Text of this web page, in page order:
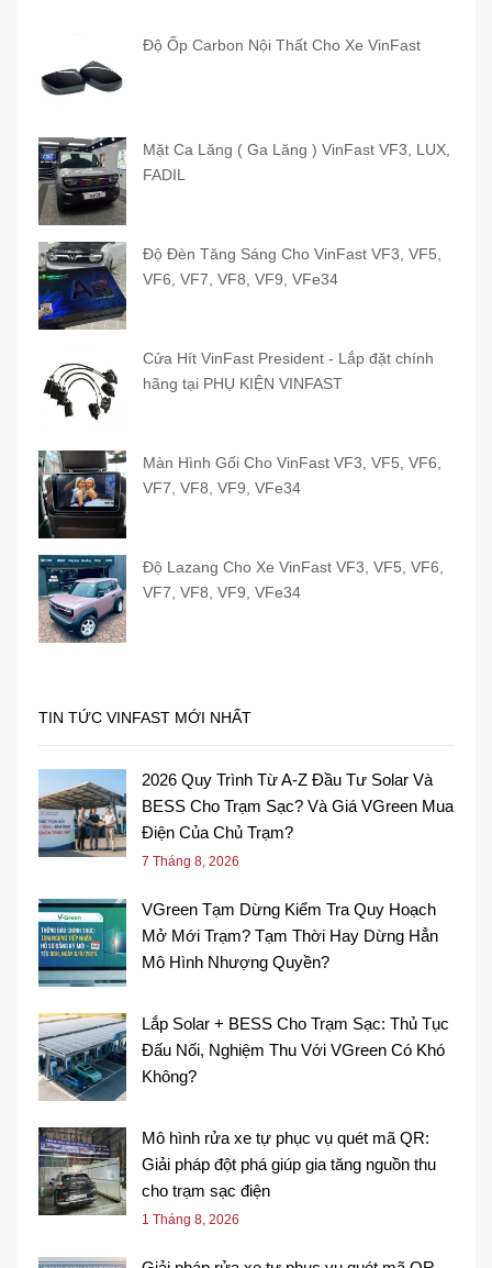
of 5
Độ Ốp Carbon Nội Thất Cho Xe VinFast
Mặt Ca Lăng ( Ga Lăng ) VinFast VF3, LUX,
FADIL
Độ Đèn Tăng Sáng Cho VinFast VF3, VF5,
VF6, VF7, VF8, VF9, VFe34
Cửa Hít VinFast President - Lắp đặt chính
hãng tại PHỤ KIỆN VINFAST
Màn Hình Gối Cho VinFast VF3, VF5, VF6,
VF7, VF8, VF9, VFe34
Độ Lazang Cho Xe VinFast VF3, VF5, VF6,
VF7, VF8, VF9, VFe34
TIN TỨC VINFAST MỚI NHẤT
2026 Quy Trình Từ A-Z Đầu Tư Solar Và
BESS Cho Trạm Sạc? Và Giá VGreen Mua
Điện Của Chủ Trạm?
7 Tháng 8, 2026
VGreen Tạm Dừng Kiểm Tra Quy Hoạch
Mở Mới Trạm? Tạm Thời Hay Dừng Hẳn
Mô Hình Nhượng Quyền?
Lắp Solar + BESS Cho Trạm Sạc: Thủ Tục
Đấu Nối, Nghiệm Thu Với VGreen Có Khó
Không?
Mô hình rửa xe tự phục vụ quét mã QR:
Giải pháp đột phá giúp gia tăng nguồn thu
cho trạm sạc điện
1 Tháng 8, 2026